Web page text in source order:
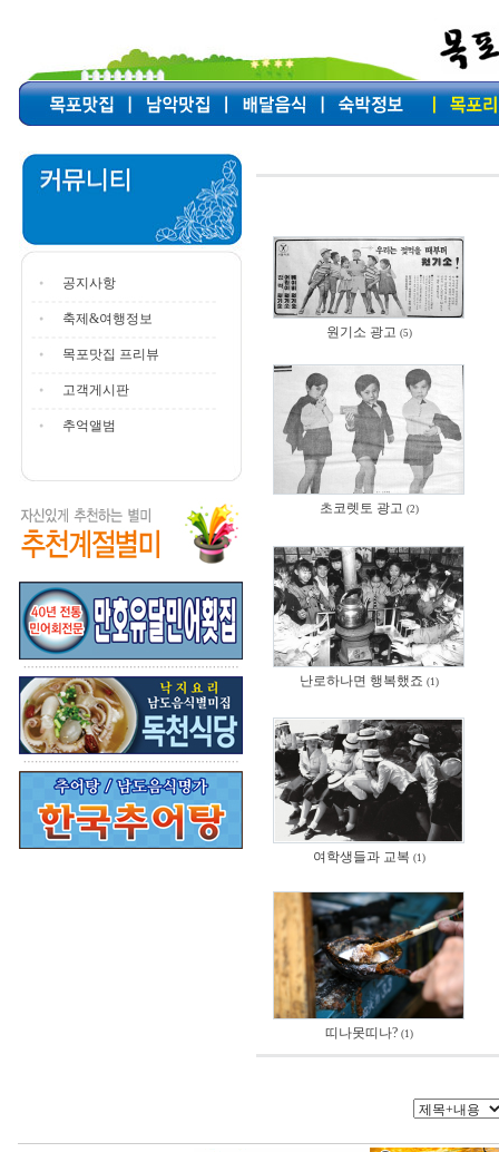
공지사항
축제&여행정보
목포맛집 프리뷰
고객게시판
추억앨범
원기소 광고 (5)
초코렛토 광고 (2)
난로하나면 행복했죠 (1)
여학생들과 교복 (1)
띠나못띠나? (1)